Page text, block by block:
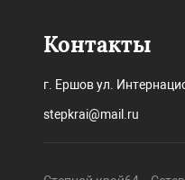
Контакты
г. Ершов ул.
stepkrai@mail.ru